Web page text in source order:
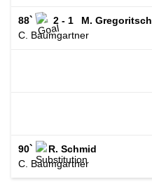
88` 2 - 1
M. Gregoritsch
C. Baumgartner
90`
R. Schmid
C. Baumgartner